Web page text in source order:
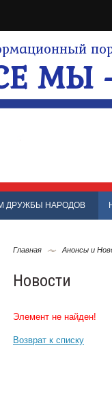
МЫ
ДРУЖБЫ НАРОДОВ
Главная Анонсы и
Новости
Элемент не найден!
Возврат к списку